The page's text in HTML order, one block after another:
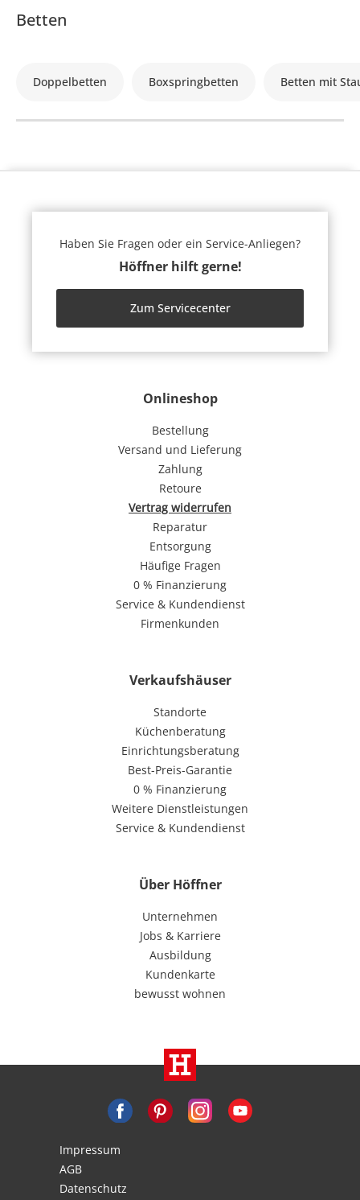
Betten
Doppelbetten Boxspringbetten Betten mit
Onlineshop
Bestellung
Versand und Lieferung
Zahlung
Retoure
Vertrag widerrufen
Reparatur
Entsorgung
Häufige Fragen
0 % Finanzierung
Service & Kundendienst
Firmenkunden
Verkaufshäuser
Standorte
Küchenberatung
Einrichtungsberatung
Best-Preis-Garantie
0 % Finanzierung
Weitere Dienstleistungen
Service & Kundendienst
Über Höffner
Unternehmen
Jobs & Karriere
Ausbildung
Kundenkarte
bewusst wohnen
Haben Sie Fragen oder ein Service-Anliegen?
Höffner hilft gerne!
Zum Servicecenter
Impressum
AGB
Datenschutz